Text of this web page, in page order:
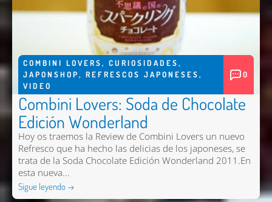
COMBINI LOVERS, CURIOSIDADES,
JAPONSHOP, REFRESCOS JAPONESES,
VIDEO
0
Combini Lovers: Soda de Chocolate
Edición Wonderland
Hoy os traemos la Review de Combini Lovers un nuevo
Refresco que ha hecho las delicias de los japoneses, se
trata de la Soda Chocolate Edición Wonderland 2011.En
esta nueva...
Sigue leyendo →